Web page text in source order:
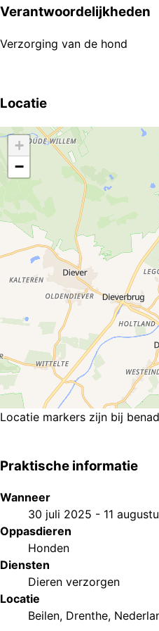
Verantwoordelijkheden
Verzorging van de hond
Locatie
+
−
Locatie markers zijn bij
Praktische informatie
Wanneer
30 juli 2025 - 11
Oppasdieren
Honden
Diensten
Dieren verzorgen
Locatie
Beilen, Drenthe,